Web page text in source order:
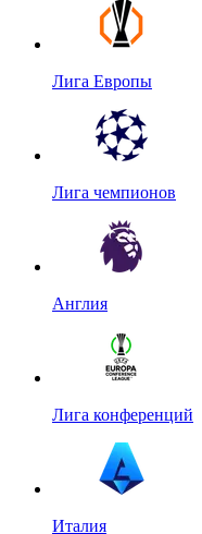
Лига Европы
Лига чемпионов
Англия
Лига конференций
Италия